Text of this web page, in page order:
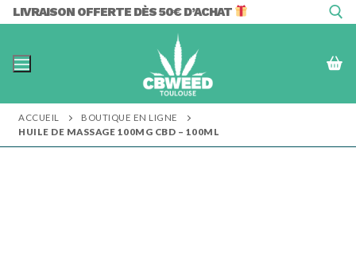
Aller
contenu
LIVRAISON OFFERTE DÈS 50€ D’ACHAT
Rechercher :
ACCUEIL
BOUTIQUE EN LIGNE
HUILE DE MASSAGE 100MG CBD – 100ML